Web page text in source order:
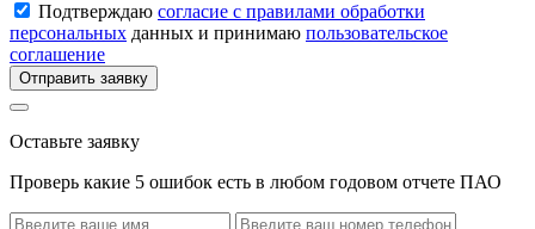
Подтверждаю согласие с правилами обработки
персональных данных и принимаю пользовательское
соглашение
Отправить заявку
Оставьте заявку
Проверь какие 5 ошибок есть в любом годовом отчете ПАО